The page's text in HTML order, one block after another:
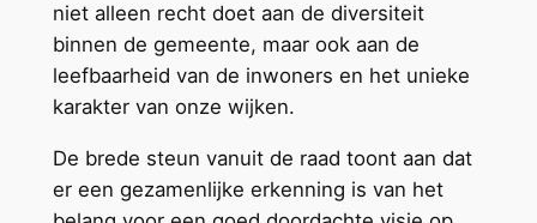
niet alleen recht doet aan de diversiteit
binnen de gemeente, maar ook aan de
leefbaarheid van de inwoners en het unieke
karakter van onze wijken.
De brede steun vanuit de raad toont aan dat
er een gezamenlijke erkenning is van het